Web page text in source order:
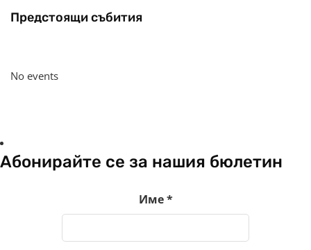
Предстоящи събития
No events
Абонирайте се за нашия бюлетин
Име*